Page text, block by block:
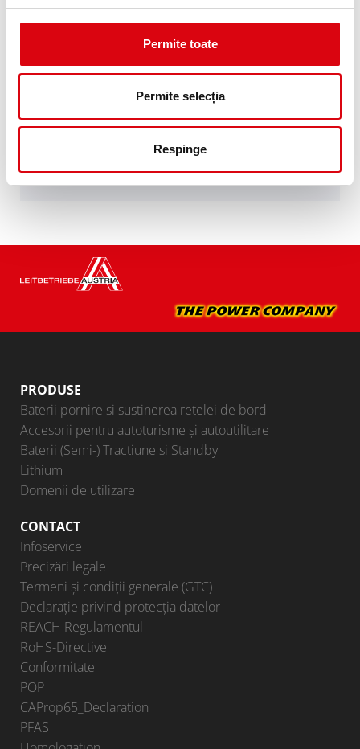
Permite toate
Permite selecția
Respinge
Cele mai bune şi performante baterii Banner.
Performanţe perfect aliniate la specificaţiile
producătorilor auto europeni de top.
Calitate de echipament original pentru
reechipare.
Achiziţionare baterie:
DISTRIBUITOR ŞI ATELIER DE MONTAJ >
PRODUSE
Baterii pornire si sustinerea retelei de bord
Accesorii pentru autoturisme şi autoutilitare
Baterii (Semi-) Tractiune si Standby
Lithium
Domenii de utilizare
CONTACT
Infoservice
Precizări legale
Termeni și condiții generale (GTC)
Declarație privind protecția datelor
REACH Regulamentul
RoHS-Directive
Conformitate
POP
CAProp65_Declaration
PFAS